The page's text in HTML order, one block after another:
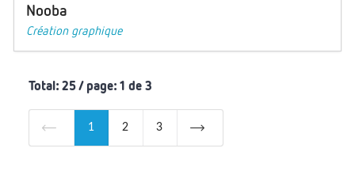
Nooba
Création graphique
Total: 25 / page: 1 de 3
1 2 3